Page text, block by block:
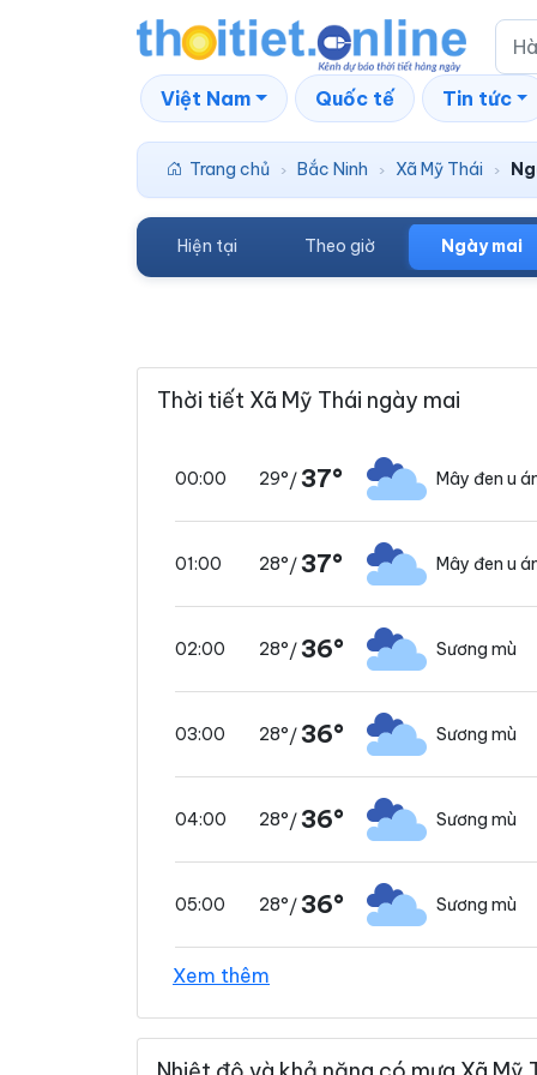
Việt Nam Quốc tế Tin tức
Trang chủ › Bắc Ninh › Xã Mỹ Thái ›
Hiện tại Theo giờ Ngày mai
Thời tiết Xã Mỹ Thái ngày mai
00:00 29°/37° Mây đen u
01:00 28°/37° Mây đen u
02:00 28°/36° Sương mù
03:00 28°/36° Sương mù
04:00 28°/36° Sương mù
05:00 28°/36° Sương mù
06:00 28°
Xem thêm